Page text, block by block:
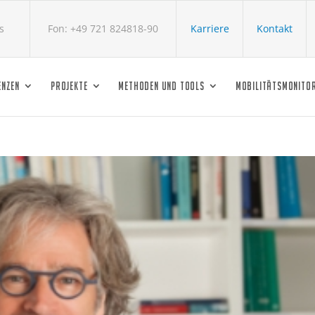
Fon: +49 721 824818-90 Karriere Kontakt
PROJEKTE METHODEN UND TOOLS